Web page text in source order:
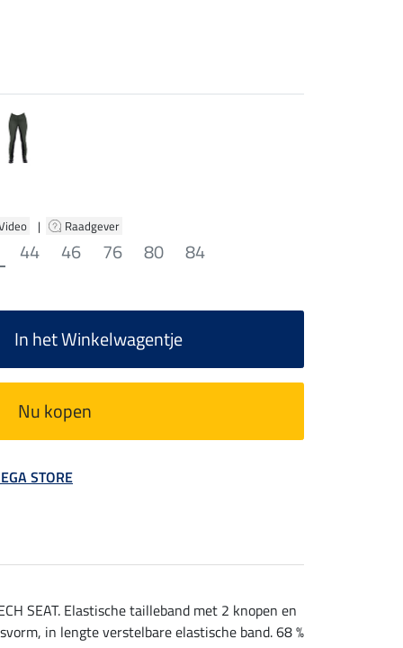
| Raadgever
44 46 76 80 84
In het Winkelwagentje
Nu kopen
STORE
SEAT. Elastische tailleband met 2 knopen en
in lengte verstelbare elastische band. 68 %